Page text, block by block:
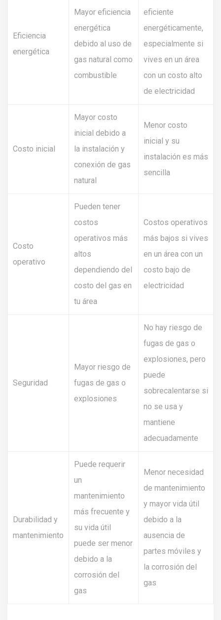
Eficiencia
energética
Mayor eficiencia
energética
debido al uso de
gas natural como
combustible
eficiente
energéticamente,
especialmente si
vives en un área
con un costo alto
de electricidad
Costo inicial
Mayor costo
inicial debido a
la instalación y
conexión de gas
natural
Menor costo
inicial y su
instalación es más
sencilla
Costo
operativo
Pueden tener
costos
operativos más
altos
dependiendo del
costo del gas en
tu área
Costos operativos
más bajos si vives
en un área con un
costo bajo de
electricidad
Seguridad
Mayor riesgo de
fugas de gas o
explosiones
No hay riesgo de
fugas de gas o
explosiones, pero
puede
sobrecalentarse si
no se usa y
mantiene
adecuadamente
Durabilidad y
mantenimiento
Puede requerir
un
mantenimiento
más frecuente y
su vida útil
puede ser menor
debido a la
corrosión del
gas
Menor necesidad
de mantenimiento
y mayor vida útil
debido a la
ausencia de
partes móviles y
la corrosión del
gas